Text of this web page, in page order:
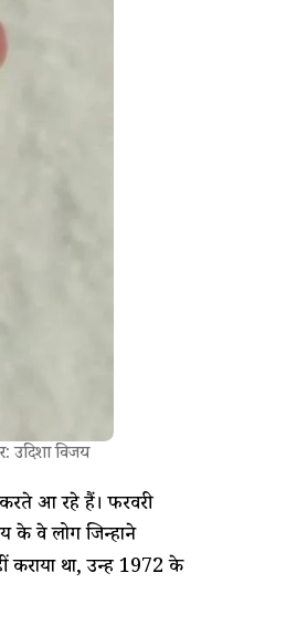
उदिशा विजय
आ रहे हैं। फरवरी
के वे लोग जिन्होंने
था, उन्हें 1972 के